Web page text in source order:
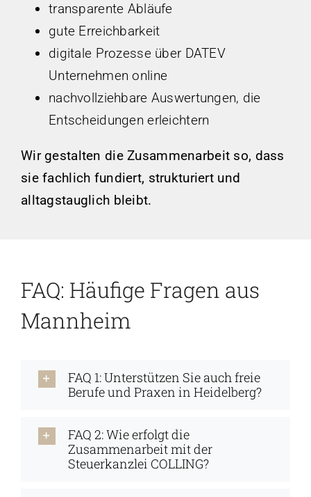
transparente Abläufe
gute Erreichbarkeit
digitale Prozesse über DATEV
Unternehmen online
nachvollziehbare Auswertungen, die
Entscheidungen erleichtern
Wir gestalten die Zusammenarbeit so, dass
sie fachlich fundiert, strukturiert und
alltagstauglich bleibt.
FAQ: Häufige Fragen aus
Mannheim
FAQ 1: Unterstützen Sie auch freie
Berufe und Praxen in Heidelberg?
FAQ 2: Wie erfolgt die
Zusammenarbeit mit der
Steuerkanzlei COLLING?